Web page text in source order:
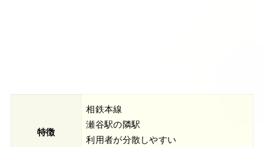
特徴
相鉄本線
瀬谷駅の隣駅
利用者が分散しやすい